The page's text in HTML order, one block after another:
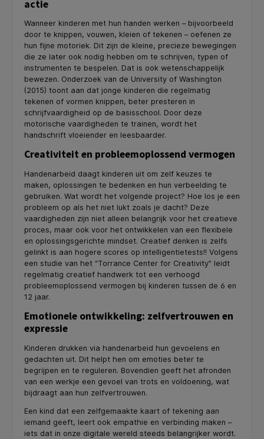
actie
Wanneer kinderen met hun handen werken – bijvoorbeeld
door te knippen, vouwen, kleien of tekenen – oefenen ze
hun fijne motoriek. Dit zijn de kleine, precieze bewegingen
die ze later ook nodig hebben om te schrijven, typen of
instrumenten te bespelen. Dat is ook wetenschappelijk
bewezen. Onderzoek van de University of Washington
(2015) toont aan dat jonge kinderen die regelmatig
tekenen of vormen knippen, beter presteren in
schrijfvaardigheid op de basisschool. Door deze
motorische vaardigheden te trainen, wordt het
handschrift vloeiender en leesbaarder.
Creativiteit en probleemoplossend vermogen
Handenarbeid daagt kinderen uit om zelf keuzes te
maken, oplossingen te bedenken en hun verbeelding te
gebruiken. Wat wordt het volgende project? Hoe los je een
probleem op als het niet lukt zoals je dacht? Deze
vaardigheden zijn niet alleen belangrijk voor het creatieve
proces, maar ook voor het ontwikkelen van een flexibele
en oplossingsgerichte mindset. Creatief denken is zelfs
gelinkt is aan hogere scores op intelligentietests!! Volgens
een studie van het “Torrance Center for Creativity” leidt
regelmatig creatief handwerk tot een verhoogd
probleemoplossend vermogen bij kinderen tussen de 6 en
12 jaar.
Emotionele ontwikkeling: zelfvertrouwen en
expressie
Kinderen drukken via handenarbeid hun gevoelens en
gedachten uit. Dit helpt hen om emoties beter te
begrijpen en te reguleren. Bovendien geeft het afronden
van een werkje een gevoel van trots en voldoening, wat
bijdraagt aan hun zelfvertrouwen.
Een kind dat een zelfgemaakte kaart of tekening aan
iemand geeft, leert ook empathie en verbinding maken –
iets dat in onze digitale wereld steeds belangrijker wordt.